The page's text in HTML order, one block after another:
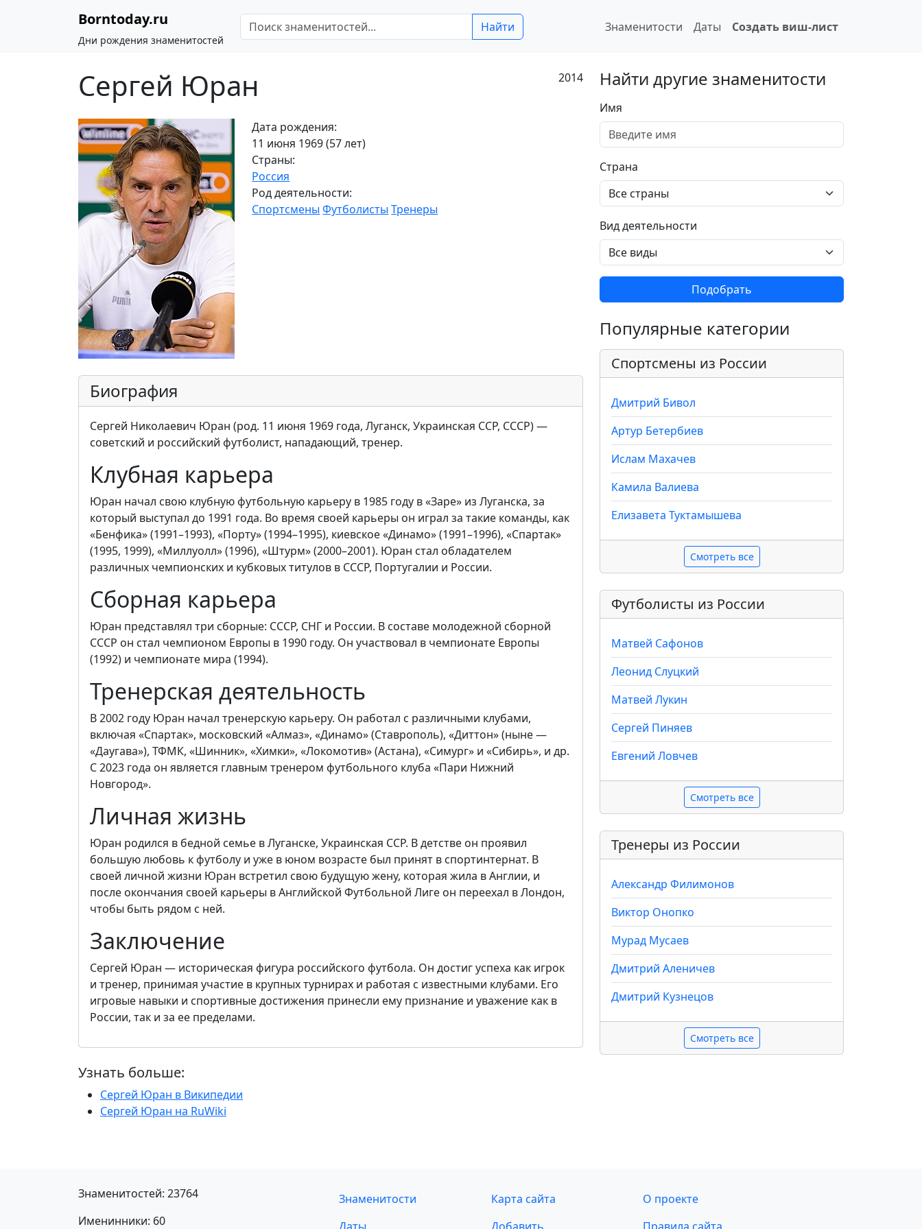
Borntoday.ru
Дни рождения знаменитостей
Найти Знаменитости Даты Создать виш-лист
Сергей Юран 2014
Дата рождения:
11 июня 1969 (57 лет)
Страны:
Россия
Род деятельности:
Спортсмены Футболисты Тренеры
Биография
Сергей Николаевич Юран (род. 11 июня 1969 года, Луганск, Украинская ССР, СССР) —
советский и российский футболист, нападающий, тренер.
Клубная карьера
Юран начал свою клубную футбольную карьеру в 1985 году в «Заре» из Луганска, за
который выступал до 1991 года. Во время своей карьеры он играл за такие команды, как
«Бенфика» (1991–1993), «Порту» (1994–1995), киевское «Динамо» (1991–1996), «Спартак»
(1995, 1999), «Миллуолл» (1996), «Штурм» (2000–2001). Юран стал обладателем
различных чемпионских и кубковых титулов в СССР, Португалии и России.
Сборная карьера
Юран представлял три сборные: СССР, СНГ и России. В составе молодежной сборной
СССР он стал чемпионом Европы в 1990 году. Он участвовал в чемпионате Европы
(1992) и чемпионате мира (1994).
Тренерская деятельность
В 2002 году Юран начал тренерскую карьеру. Он работал с различными клубами,
включая «Спартак», московский «Алмаз», «Динамо» (Ставрополь), «Диттон» (ныне —
«Даугава»), ТФМК, «Шинник», «Химки», «Локомотив» (Астана), «Симург» и «Сибирь», и др.
С 2023 года он является главным тренером футбольного клуба «Пари Нижний
Новгород».
Личная жизнь
Юран родился в бедной семье в Луганске, Украинская ССР. В детстве он проявил
большую любовь к футболу и уже в юном возрасте был принят в спортинтернат. В
своей личной жизни Юран встретил свою будущую жену, которая жила в Англии, и
после окончания своей карьеры в Английской Футбольной Лиге он переехал в Лондон,
чтобы быть рядом с ней.
Заключение
Сергей Юран — историческая фигура российского футбола. Он достиг успеха как игрок
и тренер, принимая участие в крупных турнирах и работая с известными клубами. Его
игровые навыки и спортивные достижения принесли ему признание и уважение как в
России, так и за ее пределами.
Узнать больше:
Сергей Юран в Википедии
Сергей Юран на RuWiki
Найти другие знаменитости
Имя
Страна
Вид деятельности
Подобрать
Популярные категории
Спортсмены из России
Дмитрий Бивол
Артур Бетербиев
Ислам Махачев
Камила Валиева
Елизавета Туктамышева
Смотреть все
Футболисты из России
Матвей Сафонов
Леонид Слуцкий
Матвей Лукин
Сергей Пиняев
Евгений Ловчев
Смотреть все
Тренеры из России
Александр Филимонов
Виктор Онопко
Мурад Мусаев
Дмитрий Аленичев
Дмитрий Кузнецов
Смотреть все
Знаменитостей: 23764
Именинники: 60
Знаменитости
Карта сайта
О проекте